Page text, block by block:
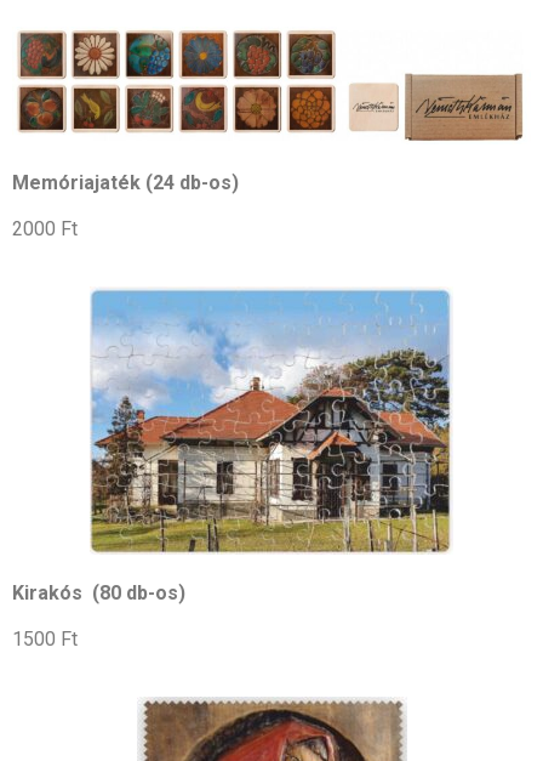
Memóriajaték (24 db-os)
2000 Ft
Kirakós (80 db-os)
1500 Ft